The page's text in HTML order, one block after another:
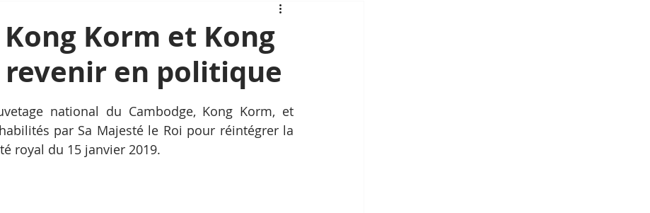
Korm et Kong
en politique
national du Cambodge, Kong Korm, et
par Sa Majesté le Roi pour réintégrer la
royal du 15 janvier 2019.